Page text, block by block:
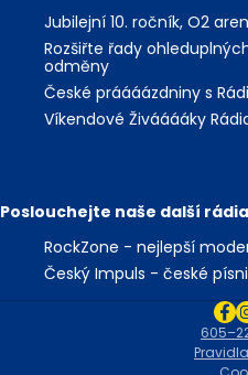
Jubilejní 10. ročník, O2
Rozšiřte řady
odměny
České práááázdniny s
Víkendové Živááááky
Poslouchejte naše další rádia
RockZone - nejlepší
Český Impuls - české